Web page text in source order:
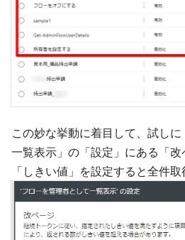
この妙な挙動に着目して、試し
一覧表示」の「設定」にある「
「しきい値」を設定すると全件取